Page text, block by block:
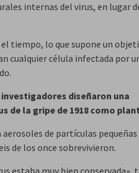
internas del virus, en lugar
tiempo, lo que supone un
cualquier célula infectada por
diseñaron una
de la gripe de 1918 como
de partículas pequeñas
de los once sobrevivieron.